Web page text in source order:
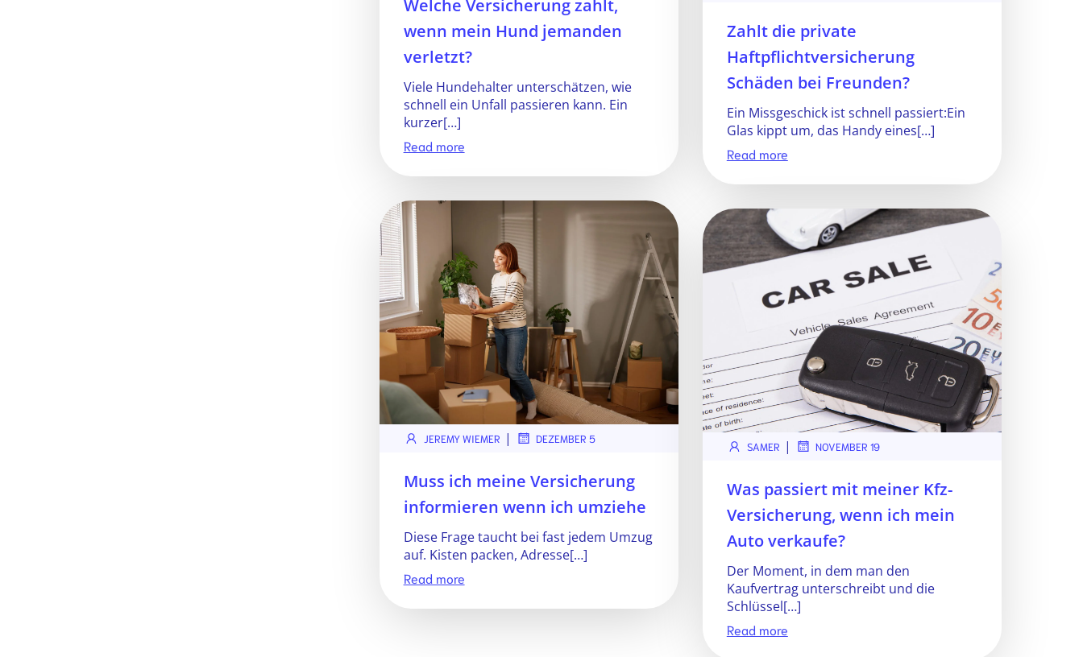
Welche Versicherung zahlt,
wenn mein Hund jemanden
verletzt?
Viele Hundehalter unterschätzen, wie
schnell ein Unfall passieren kann. Ein
kurzer[…]
Read more
Zahlt die private
Haftpflichtversicherung
Schäden bei Freunden?
Ein Missgeschick ist schnell passiert:Ein
Glas kippt um, das Handy eines[…]
Read more
JEREMY WIEMER | DEZEMBER 5
Muss ich meine Versicherung
informieren wenn ich umziehe
Diese Frage taucht bei fast jedem Umzug
auf. Kisten packen, Adresse[…]
Read more
SAMER | NOVEMBER 19
Was passiert mit meiner Kfz-
Versicherung, wenn ich mein
Auto verkaufe?
Der Moment, in dem man den
Kaufvertrag unterschreibt und die
Schlüssel[…]
Read more